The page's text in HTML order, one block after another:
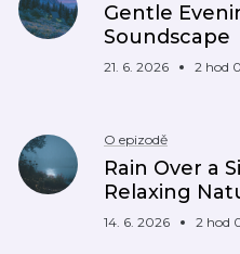
Gentle
Soundscape
21. 6. 2026 2 hod
O epizodě
Rain Over a
Relaxing
14. 6. 2026 2 hod